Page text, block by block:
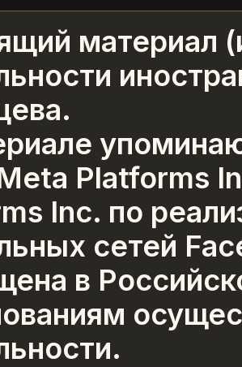
материал
Platforms
Inc. по
сетей
в